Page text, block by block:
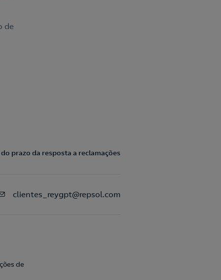
de
prazo da resposta a reclamações
clientes_reygpt@repsol.com
de